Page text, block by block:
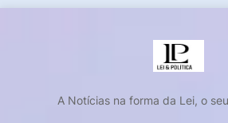
A Notícias na forma da Lei, o